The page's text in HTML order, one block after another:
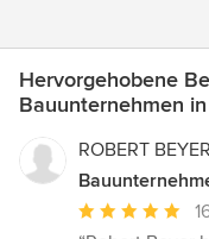
Hervorgehobene
Bauunternehmen
ROBERT